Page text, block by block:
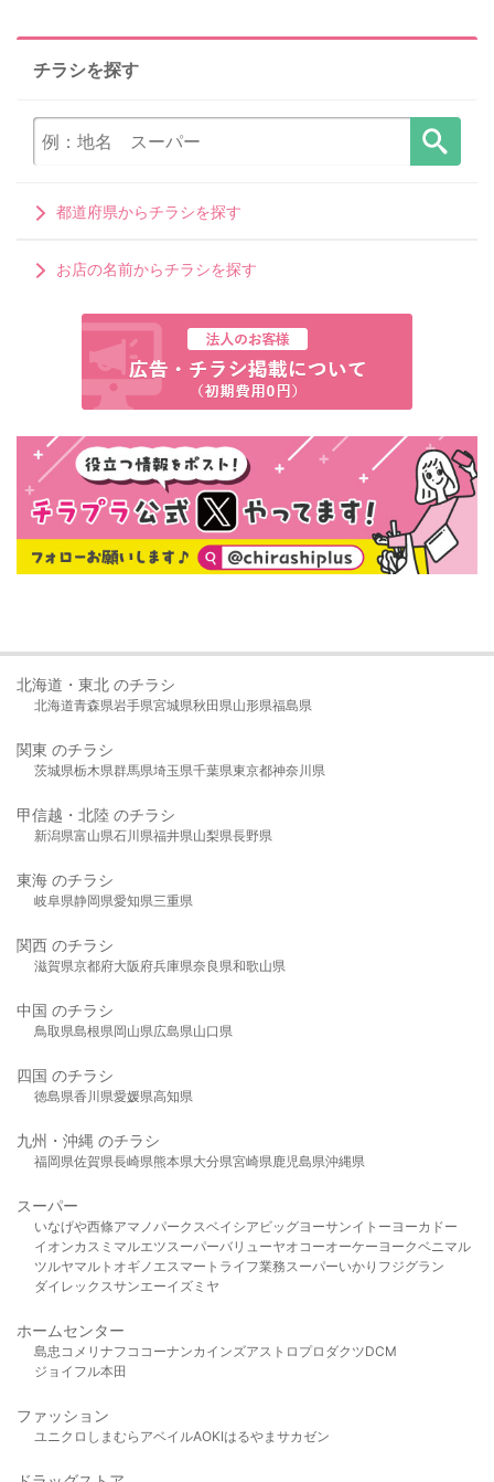
チラシを探す
都道府県からチラシを探す
お店の名前からチラシを探す
北海道・東北 のチラシ
北海道青森県岩手県宮城県秋田県山形県福島県
関東 のチラシ
茨城県栃木県群馬県埼玉県千葉県東京都神奈川県
甲信越・北陸 のチラシ
新潟県富山県石川県福井県山梨県長野県
東海 のチラシ
岐阜県静岡県愛知県三重県
関西 のチラシ
滋賀県京都府大阪府兵庫県奈良県和歌山県
中国 のチラシ
鳥取県島根県岡山県広島県山口県
四国 のチラシ
徳島県香川県愛媛県高知県
九州・沖縄 のチラシ
福岡県佐賀県長崎県熊本県大分県宮崎県鹿児島県沖縄県
スーパー
いなげや西條アマノパークスベイシア ビッグヨーサンイトーヨーカドー
イオンカスミ マルエツスーパーバリューヤオコーオーケー ヨークベニマル
ツルヤマルト オギノ エスマート ライフ業務スーパーいかり フジグラン
ダイレックスサンエーイズミヤ
ホームセンター
島忠 コメリ ナフコ コーナンカインズアストロプロダクツDCM
ジョイフル本田
ファッション
ユニクロ しまむら アベイルAOKIはるやま サカゼン